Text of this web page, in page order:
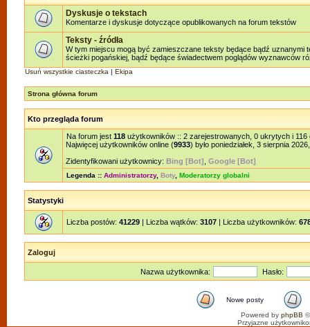
Dyskusje o tekstach
Komentarze i dyskusje dotyczące opublikowanych na forum tekstów
Teksty - źródła
W tym miejscu mogą być zamieszczane teksty będące bądź uznanymi
ścieżki pogańskiej, bądź będące świadectwem poglądów wyznawców
Usuń wszystkie ciasteczka | Ekipa
Strona główna forum
Kto przegląda forum
Na forum jest 118 użytkowników :: 2 zarejestrowanych, 0 ukrytych i
Najwięcej użytkowników online (9933) było poniedziałek, 3 sierpnia
Zidentyfikowani użytkownicy: Bing [Bot] Google [Bot]
Legenda :: Administratorzy, Boty, Moderatorzy globalni
Statystyki
Liczba postów: 41229 | Liczba wątków: 3107 | Liczba użytkowników:
Zaloguj
Nazwa użytkownika: Hasło:
Nowe posty
Powered by phpBB
Przyjazne